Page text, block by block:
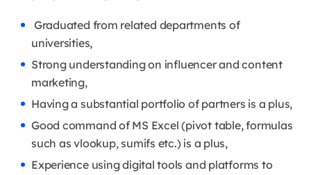
Graduated from related departments of
universities,
Strong understanding on influencer and content
marketing,
Having a substantial portfolio of partners is a plus,
Good command of MS Excel (pivot table, formulas
such as vlookup, sumifs etc.) is a plus,
Experience using digital tools and platforms to